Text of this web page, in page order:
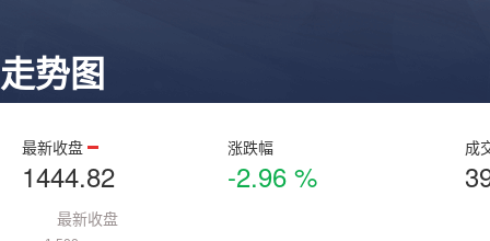
走势图
最新收盘
1444.82
涨跌幅
-2.96 %
成